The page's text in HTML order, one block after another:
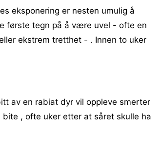
eksponering er nesten umulig å
første tegn på å være uvel - ofte en
ekstrem tretthet - . Innen to uker
av en rabiat dyr vil oppleve smerter
, ofte uker etter at såret skulle ha